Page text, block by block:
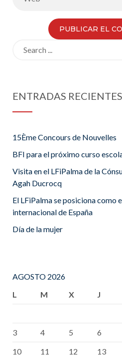
ENTRADAS RECIENTES
15Ème Concours de Nouvelles
BFI para el próximo curso
Visita en el LFiPalma de la
Agah Ducrocq
El LFiPalma se posiciona como
internacional de España
Día de la mujer
AGOSTO 2026
L
M X J
3
4 5 6
10
11 12 13